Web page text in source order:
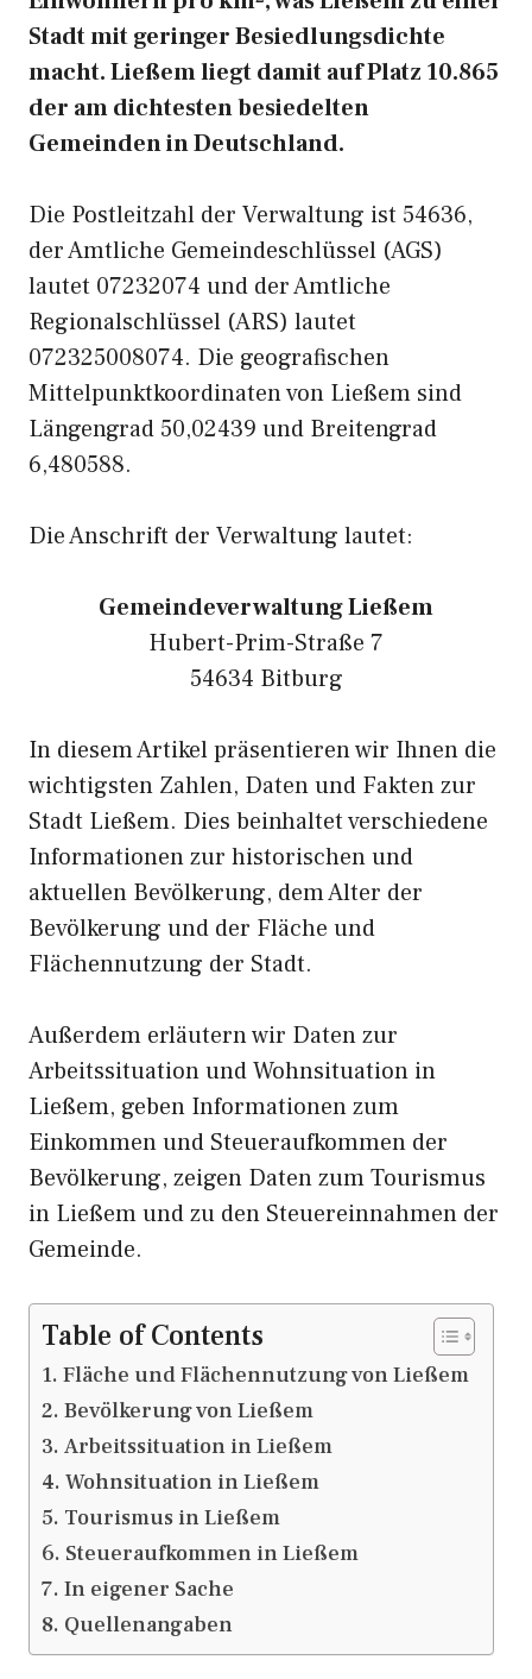
Stadt mit geringer Besiedlungsdichte
macht. Ließem liegt damit auf Platz 10.865
der am dichtesten besiedelten
Gemeinden in Deutschland.
Die Postleitzahl der Verwaltung ist 54636,
der Amtliche Gemeindeschlüssel (AGS)
lautet 07232074 und der Amtliche
Regionalschlüssel (ARS) lautet
072325008074. Die geografischen
Mittelpunktkoordinaten von Ließem sind
Längengrad 50,02439 und Breitengrad
6,480588.
Die Anschrift der Verwaltung lautet:
Gemeindeverwaltung Ließem
Hubert-Prim-Straße 7
54634 Bitburg
In diesem Artikel präsentieren wir Ihnen die
wichtigsten Zahlen, Daten und Fakten zur
Stadt Ließem. Dies beinhaltet verschiedene
Informationen zur historischen und
aktuellen Bevölkerung, dem Alter der
Bevölkerung und der Fläche und
Flächennutzung der Stadt.
Außerdem erläutern wir Daten zur
Arbeitssituation und Wohnsituation in
Ließem, geben Informationen zum
Einkommen und Steueraufkommen der
Bevölkerung, zeigen Daten zum Tourismus
in Ließem und zu den Steuereinnahmen der
Gemeinde.
Table of Contents
Fläche und Flächennutzung von Ließem
Bevölkerung von Ließem
Arbeitssituation in Ließem
Wohnsituation in Ließem
Tourismus in Ließem
Steueraufkommen in Ließem
In eigener Sache
Quellenangaben